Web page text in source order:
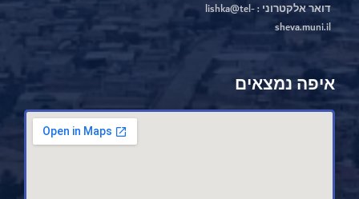
דואר אלקטרוני : lishka@tel-
sheva.muni.il
איפה נמצאים